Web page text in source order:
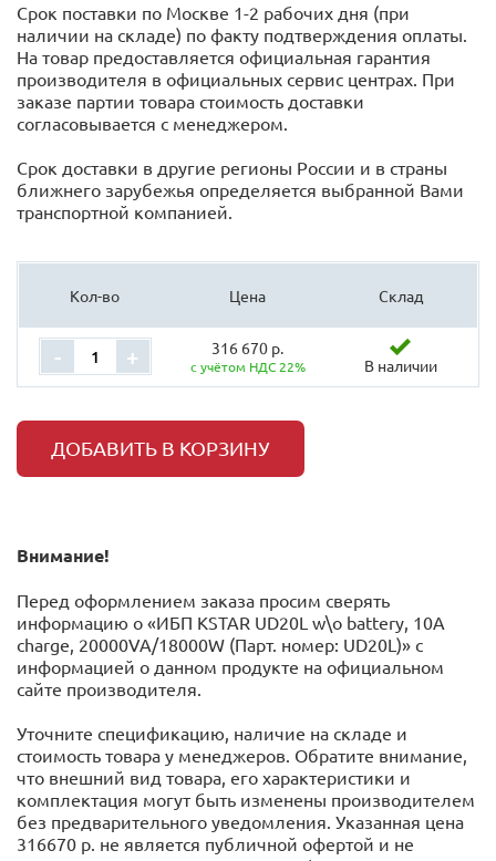
Срок поставки по Москве 1-2 рабочих дня (при
наличии на складе) по факту подтверждения оплаты.
На товар предоставляется официальная гарантия
производителя в официальных сервис центрах. При
заказе партии товара стоимость доставки
согласовывается с менеджером.
Срок доставки в другие регионы России и в страны
ближнего зарубежья определяется выбранной Вами
транспортной компанией.
Кол-во Цена Склад
- + 316 670 р.
с учётом НДС 22% В наличии
ДОБАВИТЬ В КОРЗИНУ
Внимание!
Перед оформлением заказа просим сверять
информацию о «ИБП KSTAR UD20L w\o battery, 10A
charge, 20000VA/18000W (Парт. номер: UD20L)» с
информацией o данном продукте на официальном
сайте производителя.
Уточните спецификацию, наличие на складе и
стоимость товара у менеджеров. Обратите внимание,
что внешний вид товара, его характеристики и
комплектация могут быть изменены производителем
без предварительного уведомления. Указанная цена
316670 р. не является публичной офертой и не